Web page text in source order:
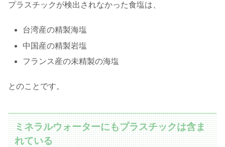
プラスチックが検出されなかった食塩は、
台湾産の精製海塩
中国産の精製岩塩
フランス産の未精製の海塩
とのことです。
ミネラルウォーターにもプラスチックは含ま
れている